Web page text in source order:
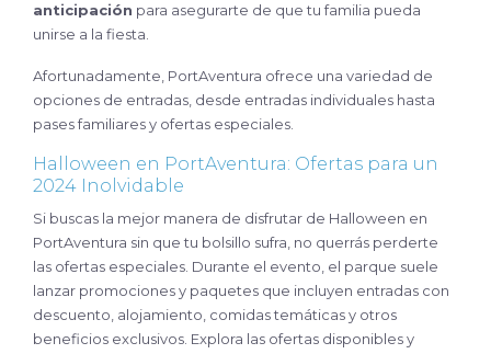
anticipación para asegurarte de que tu familia pueda
unirse a la fiesta.
Afortunadamente, PortAventura ofrece una variedad de
opciones de entradas, desde entradas individuales hasta
pases familiares y ofertas especiales.
Halloween en PortAventura: Ofertas para un
2024 Inolvidable
Si buscas la mejor manera de disfrutar de Halloween en
PortAventura sin que tu bolsillo sufra, no querrás perderte
las ofertas especiales. Durante el evento, el parque suele
lanzar promociones y paquetes que incluyen entradas con
descuento, alojamiento, comidas temáticas y otros
beneficios exclusivos. Explora las ofertas disponibles y